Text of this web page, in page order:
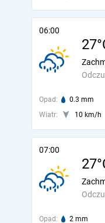
06:00
Opad: 0.3 mm
Wiatr:
10 km/h
07:00
Opad: 2 mm